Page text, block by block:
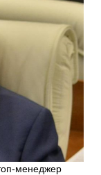
менеджер